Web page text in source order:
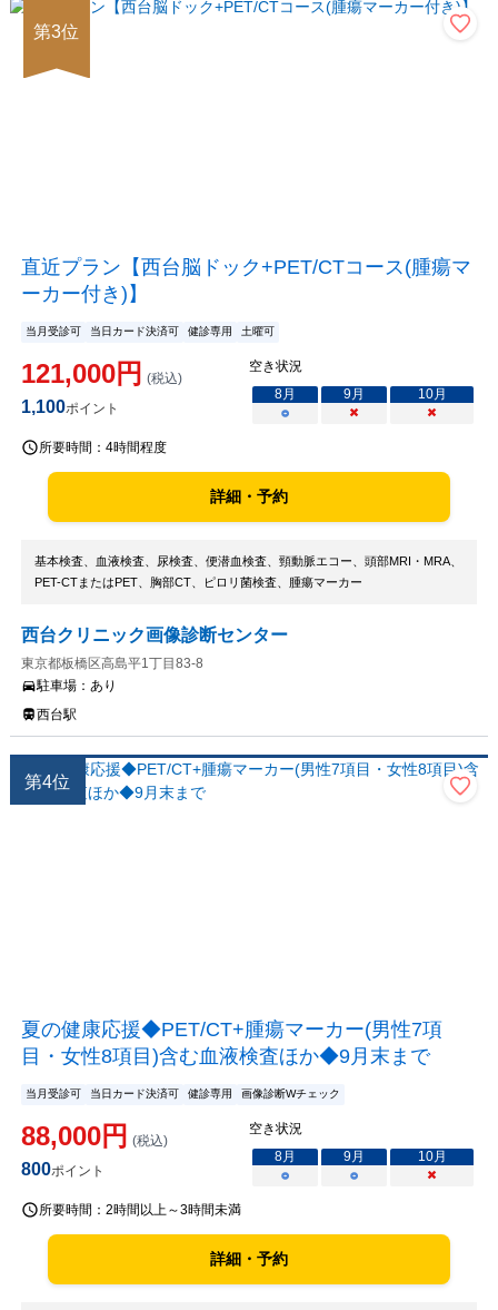
第3位
直近プラン【西台脳ドック+PET/CTコース(腫瘍マ
ーカー付き)】
当月受診可 当日カード決済可 健診専用 土曜可
121,000円 (税込)
1,100ポイント
空き状況
8月 9月 10月
○
× ×
所要時間： 4時間程度
詳細・予約
基本検査、血液検査、尿検査、便潜血検査、頸動脈エコー、頭部MRI・MRA、
PET-CTまたはPET、胸部CT、ピロリ菌検査、腫瘍マーカー
西台クリニック画像診断センター
東京都板橋区高島平1丁目83-8
駐車場： あり
西台駅
第4位
夏の健康応援◆PET/CT+腫瘍マーカー(男性7項
目・女性8項目)含む血液検査ほか◆9月末まで
当月受診可 当日カード決済可 健診専用 画像診断Wチェック
88,000円 (税込)
800ポイント
空き状況
8月 9月 10月
○
○ ×
所要時間： 2時間以上～3時間未満
詳細・予約